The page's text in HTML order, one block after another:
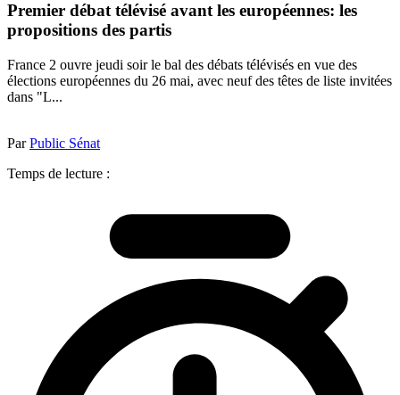
Premier débat télévisé avant les européennes: les
propositions des partis
France 2 ouvre jeudi soir le bal des débats télévisés en vue des
élections européennes du 26 mai, avec neuf des têtes de liste invitées
dans "L...
ParPublic Sénat
Temps de lecture :